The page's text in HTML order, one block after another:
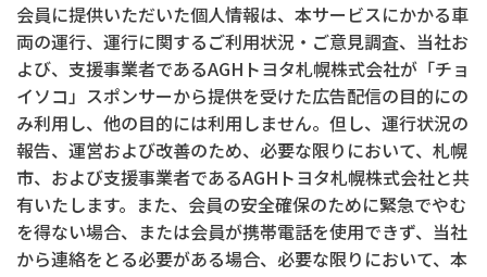
会員に提供いただいた個人情報は、本サービスにかかる車
両の運行、運行に関するご利用状況・ご意見調査、当社お
よび、支援事業者であるAGHトヨタ札幌株式会社が「チョ
イソコ」スポンサーから提供を受けた広告配信の目的にの
み利用し、他の目的には利用しません。但し、運行状況の
報告、運営および改善のため、必要な限りにおいて、札幌
市、および支援事業者であるAGHトヨタ札幌株式会社と共
有いたします。また、会員の安全確保のために緊急でやむ
を得ない場合、または会員が携帯電話を使用できず、当社
から連絡をとる必要がある場合、必要な限りにおいて、本